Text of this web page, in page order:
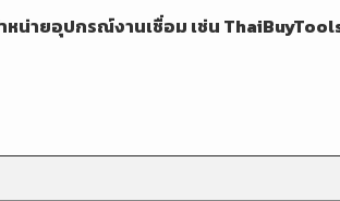
น่ายอุปกรณ์งานเชื่อม เช่น